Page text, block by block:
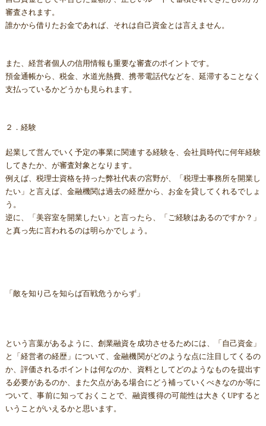
審査されます。
誰かから借りたお金であれば、それは自己資金とは言えません。
また、経営者個人の信用情報も重要な審査のポイントです。
預金通帳から、税金、水道光熱費、携帯電話代などを、延滞することなく
支払っているかどうかも見られます。
２．経験
起業して営んでいく予定の事業に関連する経験を、会社員時代に何年経験
してきたか、が審査対象となります。
例えば、税理士資格を持った弊社代表の宮野が、「税理士事務所を開業し
たい」と言えば、金融機関は過去の経歴から、お金を貸してくれるでしょ
う。
逆に、「美容室を開業したい」と言ったら、「ご経験はあるのですか？」
と真っ先に言われるのは明らかでしょう。
「敵を知り己を知らば百戦危うからず」
という言葉があるように、創業融資を成功させるためには、「自己資金」
と「経営者の経歴」について、金融機関がどのような点に注目してくるの
か、評価されるポイントは何なのか、資料としてどのようなものを提出す
る必要があるのか、また欠点がある場合にどう補っていくべきなのか等に
ついて、事前に知っておくことで、融資獲得の可能性は大きくUPすると
いうことがいえるかと思います。